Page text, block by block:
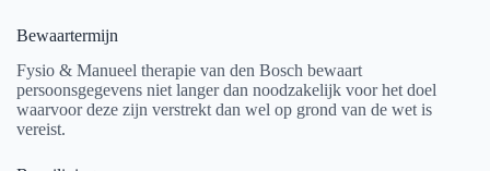
Bewaartermijn
Fysio & Manueel therapie van den Bosch bewaart
persoonsgegevens niet langer dan noodzakelijk voor het doel
waarvoor deze zijn verstrekt dan wel op grond van de wet is
vereist.